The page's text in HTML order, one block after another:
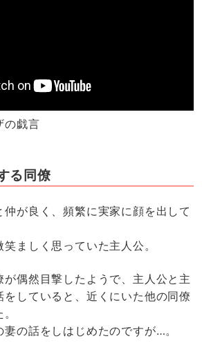
の戯言
る同僚
仲が良く、頻繁に実家に顔を出して
ましく思っていた主人公。
が偶然目撃したようで、主人公と主
をしていると、近くにいた他の同僚
の話をしはじめたのですが…。